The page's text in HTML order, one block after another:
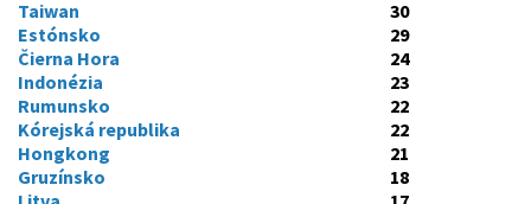
Taiwan
30
Estónsko
29
Čierna Hora
24
Indonézia
23
Rumunsko
22
Kórejská republika
22
Hongkong
21
Gruzínsko
18